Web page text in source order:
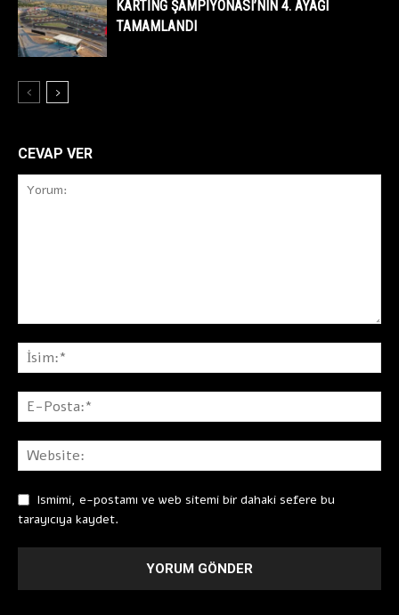
KARTİNG ŞAMPİYONASI’NIN 4. AYAĞI
TAMAMLANDI
CEVAP VER
Ismimi, e-postamı ve web sitemi bir dahaki sefere bu
tarayıcıya kaydet.